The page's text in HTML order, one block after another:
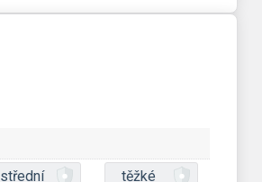
střední
těžké